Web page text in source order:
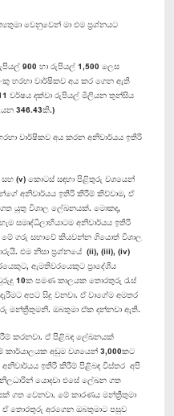
වෙනුවෙන් මා එම ප්‍රශ්නයට
900 හා රුපියල් 1,500 ලෙස
හරහා වාර්ෂිකව අය කර ගෙන ඇති
වර්ෂය දක්වා රුපියල් මිලියන තුන්සිය
346.43කි.)
වාර්ෂිකව අය කරන අනිවාර්යය ඉතිරි
සහ (v) කොටස් සඳහා පිළිතුරු වශයෙන්
අනිවාර්යය ඉතිරි කිරීම් කිව්වාම, ඒ
ගත යුතු විශාල ලේඛනයක්. මොකද,
සමෘද්ධිලාභියාටම අනිවාර්යය ඉතිරි
ගරු සභාවේ කියවන්න ගියොත් විශාල
එම නිසා ප්‍රශ්නයේ (ii), (iii), (iv)
ඇමතිවරයෙකුට ප්‍රාදේශීය
10ක පමණ කාලයක තොරතුරු රැස්
අපට සිදු වනවා. ඒ වාගේම අමතර
මන්ත්‍රීතුමනි. ඔබතුමා ඒක දන්නවා ඇති.
කරනවා. ඒ පිළිබඳ ලේඛනයක්
කාර්යාලයක අඩුම වශයෙන් 3,000කට
ඉතිරි කිරීම් පිළිබඳ විස්තර අපි
යොදවා එසේ ලේඛන ගත
ගත වෙනවා. මේ කාරණය මන්ත්‍රීතුමා
තොරතුරු අරගෙන ඔබතුමාට පසුව